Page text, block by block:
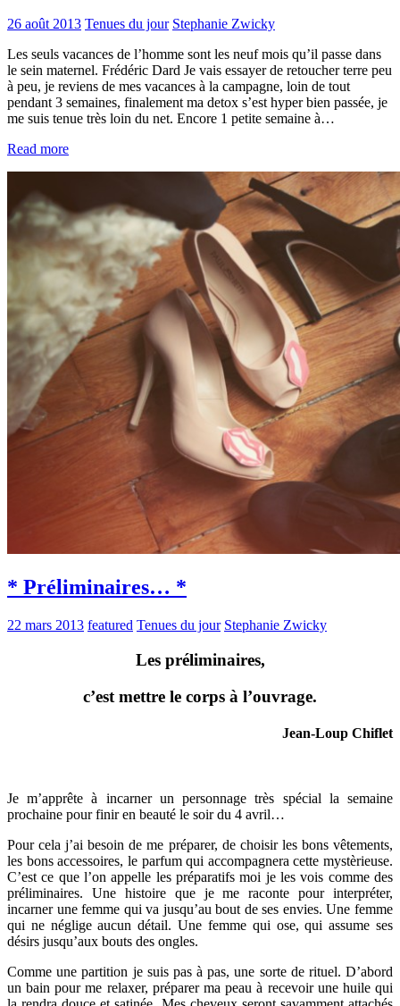
26 août 2013 Tenues du jour Stephanie Zwicky
Les seuls vacances de l’homme sont les neuf mois qu’il passe dans
le sein maternel. Frédéric Dard Je vais essayer de retoucher terre peu
à peu, je reviens de mes vacances à la campagne, loin de tout
pendant 3 semaines, finalement ma detox s’est hyper bien passée, je
me suis tenue très loin du net. Encore 1 petite semaine à…
Read more
* Préliminaires… *
22 mars 2013 featured Tenues du jour Stephanie Zwicky
Les préliminaires,
c’est mettre le corps à l’ouvrage.
Jean-Loup Chiflet
Je m’apprête à incarner un personnage très spécial la semaine
prochaine pour finir en beauté le soir du 4 avril…
Pour cela j’ai besoin de me préparer, de choisir les bons vêtements,
les bons accessoires, le parfum qui accompagnera cette mystèrieuse.
C’est ce que l’on appelle les préparatifs moi je les vois comme des
préliminaires. Une histoire que je me raconte pour interpréter,
incarner une femme qui va jusqu’au bout de ses envies. Une femme
qui ne néglige aucun détail. Une femme qui ose, qui assume ses
désirs jusqu’aux bouts des ongles.
Comme une partition je suis pas à pas, une sorte de rituel. D’abord
un bain pour me relaxer, préparer ma peau à recevoir une huile qui